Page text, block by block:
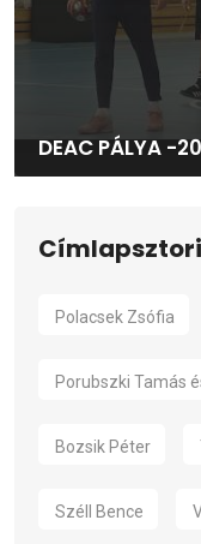
DEAC PÁLYA -
Címlapsztori
Polacsek Zsófia
Porubszki Tamás
Bozsik Péter
Széll Bence